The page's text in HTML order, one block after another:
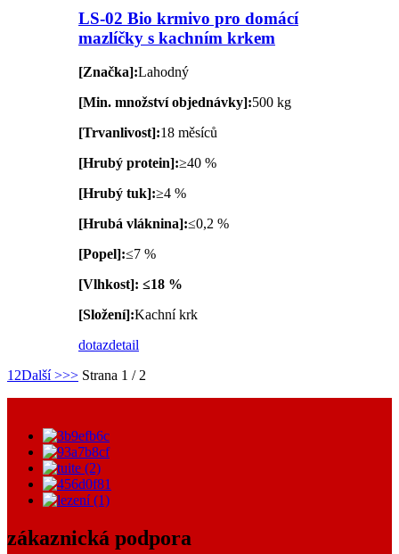
LS-02 Bio krmivo pro domácí
mazlíčky s kachním krkem
[Značka]:Lahodný
[Min. množství objednávky]:500 kg
[Trvanlivost]:18 měsíců
[Hrubý protein]:≥40 %
[Hrubý tuk]:≥4 %
[Hrubá vláknina]:≤0,2 %
[Popel]:≤7 %
[Vlhkost]: ≤18 %
[Složení]:Kachní krk
dotazdetail
1 2Další >>> Strana 1 / 2
zákaznická podpora